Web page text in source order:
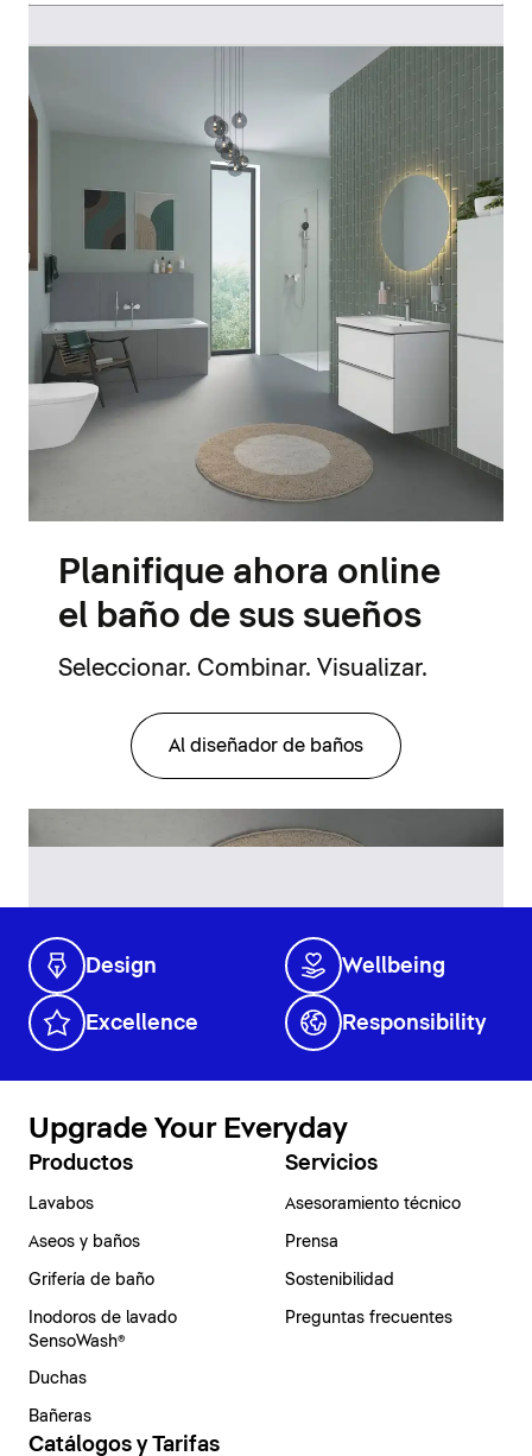
Planifique ahora online
el baño de sus sueños
Seleccionar. Combinar. Visualizar.
Al diseñador de baños
Design Wellbeing
Excellence Responsibility
Upgrade Your Everyday
Productos
Lavabos
Aseos y baños
Grifería de baño
Inodoros de lavado
SensoWash®
Duchas
Bañeras
Servicios
Asesoramiento técnico
Prensa
Sostenibilidad
Preguntas frecuentes
Catálogos y Tarifas